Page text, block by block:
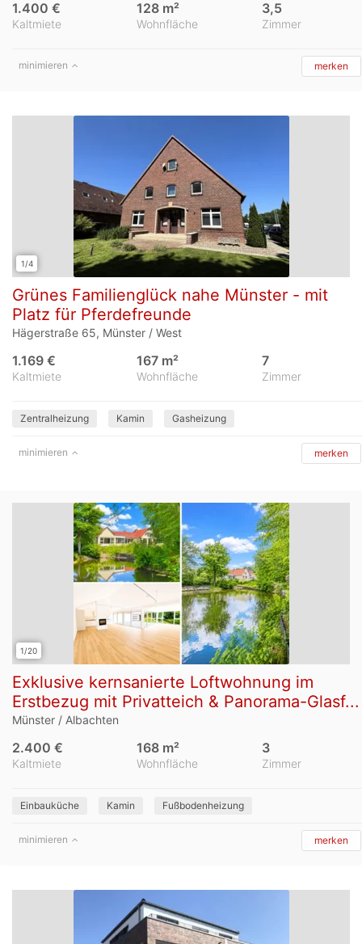
Kaltmiete
1.400 €
Wohnfläche
128 m²
Zimmer
3,5
minimieren merken
1/4
Grünes Familienglück nahe Münster - mit
Platz für Pferdefreunde
Hägerstraße 65, Münster / West
Kaltmiete
1.169 €
Wohnfläche
167 m²
Zimmer
7
Zentralheizung Kamin Gasheizung
minimieren merken
1/20
Exklusive kernsanierte Loftwohnung im
Erstbezug mit Privatteich & Panorama-Glasf...
Münster / Albachten
Kaltmiete
2.400 €
Wohnfläche
168 m²
Zimmer
3
Einbauküche Kamin Fußbodenheizung
minimieren merken